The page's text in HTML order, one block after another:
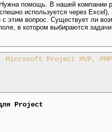
помощь. В нашей компании
используется через
этим вопрос. Существует ли
в котором выбираются
Microsoft Project MVP,
Project